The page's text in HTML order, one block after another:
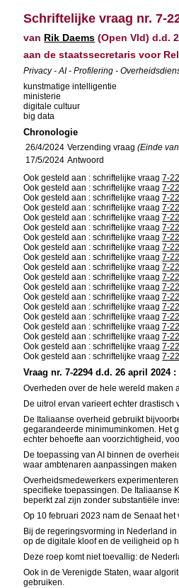
Schriftelijke vraag nr. 7-
van Rik Daems (Open Vld) d.d.
aan de staatssecretaris voor
Privacy - AI - Profilering -
kunstmatige intelligentie
ministerie
digitale cultuur
big data
Chronologie
26/4/2024 Verzending vraag(Einde
17/5/2024 Antwoord
Ook gesteld aan : schriftelijke vraag7-
Ook gesteld aan : schriftelijke vraag7-
Ook gesteld aan : schriftelijke vraag7-
Ook gesteld aan : schriftelijke vraag7-
Ook gesteld aan : schriftelijke vraag7-
Ook gesteld aan : schriftelijke vraag7-
Ook gesteld aan : schriftelijke vraag7-
Ook gesteld aan : schriftelijke vraag7-
Ook gesteld aan : schriftelijke vraag7-
Ook gesteld aan : schriftelijke vraag7-
Ook gesteld aan : schriftelijke vraag7-
Ook gesteld aan : schriftelijke vraag7-
Ook gesteld aan : schriftelijke vraag7-
Ook gesteld aan : schriftelijke vraag7-
Ook gesteld aan : schriftelijke vraag7-
Ook gesteld aan : schriftelijke vraag7-
Ook gesteld aan : schriftelijke vraag7-
Ook gesteld aan : schriftelijke vraag7-
Ook gesteld aan : schriftelijke vraag7-
Vraag nr. 7-2294 d.d. 26 april 2024
Overheden over de hele wereld maken
De uitrol ervan varieert echter
De Italiaanse overheid gebruikt
gegarandeerde minimuminkomen. Het
echter behoefte aan voorzichtigheid,
De toepassing van AI binnen de
waar ambtenaren aanpassingen
Overheidsmedewerkers
specifieke toepassingen. De Italiaanse
beperkt zal zijn zonder substantiële
Op 10 februari 2023 nam de Senaat
Bij de regeringsvorming in Nederland
op de digitale kloof en de veiligheid op
Deze roep komt niet toevallig: de
Ook in de Verenigde Staten, waar
gebruiken.